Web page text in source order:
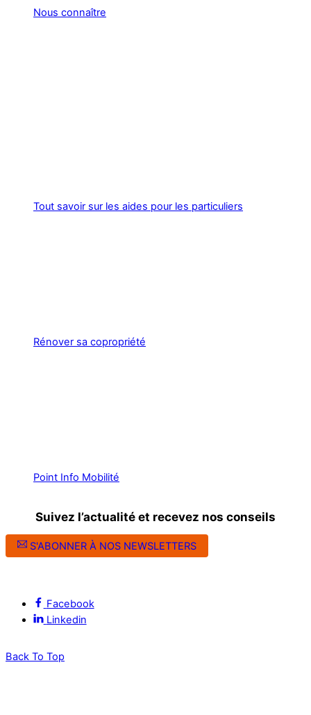
Nous connaître
Tout savoir sur les aides pour les particuliers
Rénover sa copropriété
Point Info Mobilité
Suivez l’actualité et recevez nos conseils
S'ABONNER À NOS NEWSLETTERS
Facebook
Linkedin
Back To Top